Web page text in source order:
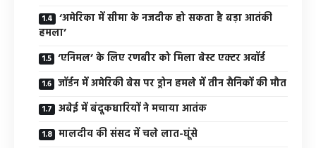
‘अमेरिका में सीमा के नजदीक हो सकता है बड़ा आतंकी
हमला’
‘एनिमल’ के लिए रणबीर को मिला बेस्ट एक्टर अवॉर्ड
जॉर्डन में अमेरिकी बेस पर ड्रोन हमले में तीन सैनिकों की मौत
अबेई में बंदूकधारियों ने मचाया आतंक
मालदीव की संसद में चले लात-घूंसे